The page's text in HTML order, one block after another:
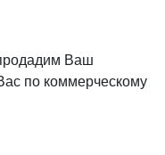
Ваш
по коммерческому